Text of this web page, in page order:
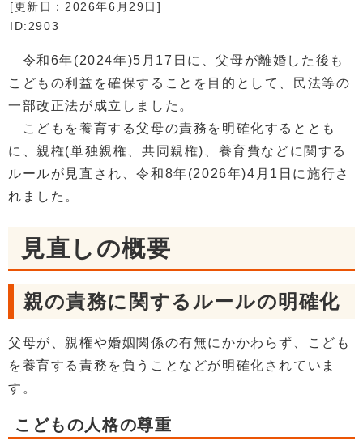
[更新日： 2026年6月29日 ]
ID:2903
令和6年(2024年)5⽉17⽇に、⽗⺟が離婚した後も
こどもの利益を確保することを⽬的として、⺠法等の
⼀部改正法が成⽴しました。
こどもを養育する⽗⺟の責務を明確化するととも
に、親権(単独親権、共同親権)、養育費などに関する
ルールが⾒直され、令和8年(2026年)4月1日に施行さ
れました。
見直しの概要
親の責務に関するルールの明確化
父母が、親権や婚姻関係の有無にかかわらず、こども
を養育する責務を負うことなどが明確化されていま
す。
こどもの人格の尊重